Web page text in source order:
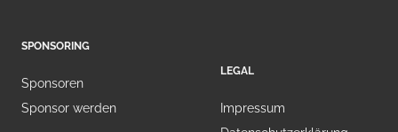
SPONSORING
Sponsoren
Sponsor werden
LEGAL
Impressum